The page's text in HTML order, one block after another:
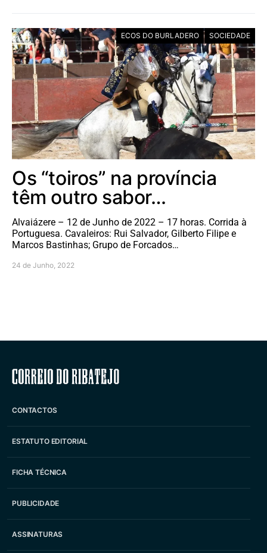
ECOS DO BURLADERO SOCIEDADE
Os “toiros” na província
têm outro sabor…
Alvaiázere – 12 de Junho de 2022 – 17 horas. Corrida à
Portuguesa. Cavaleiros: Rui Salvador, Gilberto Filipe e
Marcos Bastinhas; Grupo de Forcados…
24 de Junho, 2022
Correio do Ribatejo
CONTACTOS
ESTATUTO EDITORIAL
FICHA TÉCNICA
PUBLICIDADE
ASSINATURAS